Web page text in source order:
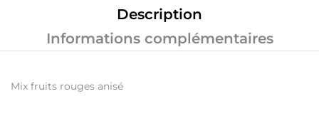
Description
Informations complémentaires
Mix fruits rouges anisé